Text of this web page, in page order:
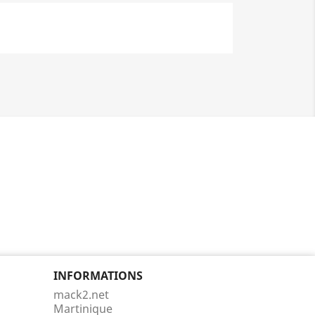
INFORMATIONS
mack2.net
Martinique